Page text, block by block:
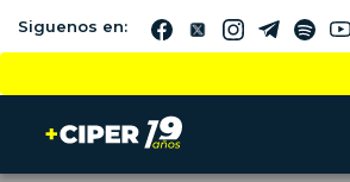
Siguenos en: